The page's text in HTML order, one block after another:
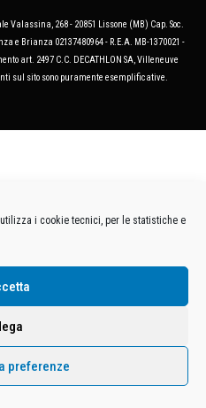
i cookie tecnici, per le statistiche e
preferenze
Valassina, 268 - 20851 Lissone (MB) Cap. Soc.
e Brianza 02137480964 - R.E.A. MB-1370021 -
art. 2497 C.C. DECATHLON SA, Villeneuve
sul sito sono puramente esemplificative.